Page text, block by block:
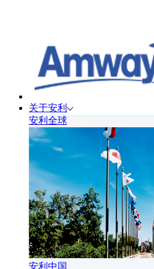
关于安利
安利全球
安利中国